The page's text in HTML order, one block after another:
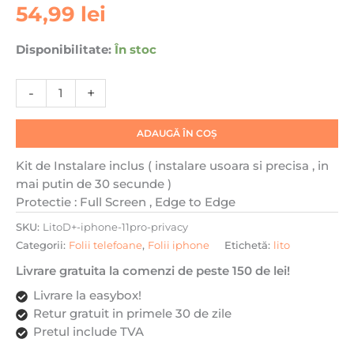
54,99 lei
Disponibilitate: În stoc
-
Apple
11
D+,
Instalare,
Protectie
sporita,
Privacy
+
ADAUGĂ ÎN COȘ
Kit de Instalare inclus ( instalare usoara si precisa , in
mai putin de 30 secunde )
Protectie : Full Screen , Edge to Edge
SKU: LitoD+-iphone-11pro-privacy
Categorii: Folii telefoane, Folii iphone Etichetă: lito
Livrare gratuita la comenzi de peste 150 de lei!
Livrare la easybox!
Retur gratuit in primele 30 de zile
Pretul include TVA